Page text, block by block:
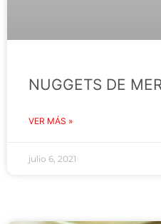
NUGGETS DE
VER MÁS »
julio 6, 2021